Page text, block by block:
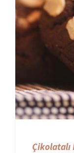
Çikolatalı